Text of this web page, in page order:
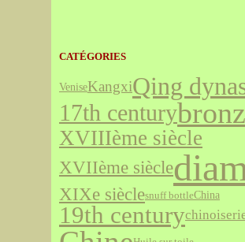
CATÉGORIES
VeniseKangxiQing
17th century
XVIIIème siècle
XVIIème siècle
XIXe sièclesnuff bottleChina
19th century